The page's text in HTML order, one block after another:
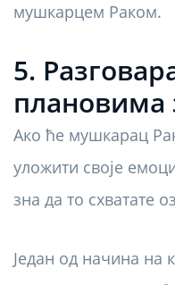
мушкарцем Раком.
5.
плановима
Ако ће мушкарац
уложити своје
зна да то схватате
Један од начина на